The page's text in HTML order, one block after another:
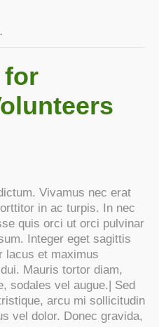
for
Vivamus nec erat
in ac turpis. In nec
quis orci ut orci pulvinar
Integer eget sagittis
lacus et maximus
Mauris tortor diam,
sodales vel augue.| Sed
arcu mi sollicitudin
vel dolor. Donec gravida,